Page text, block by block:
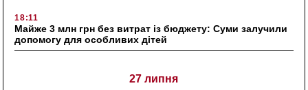
18:11
Майже 3 млн грн без витрат із бюджету: Суми залучили
допомогу для особливих дітей
27 липня